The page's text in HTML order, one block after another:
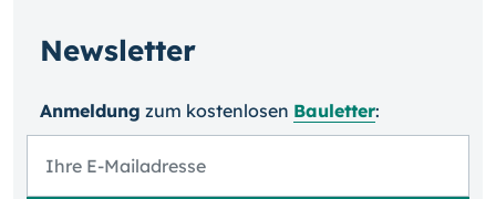
Newsletter
Anmeldung zum kosten­losen Bauletter: